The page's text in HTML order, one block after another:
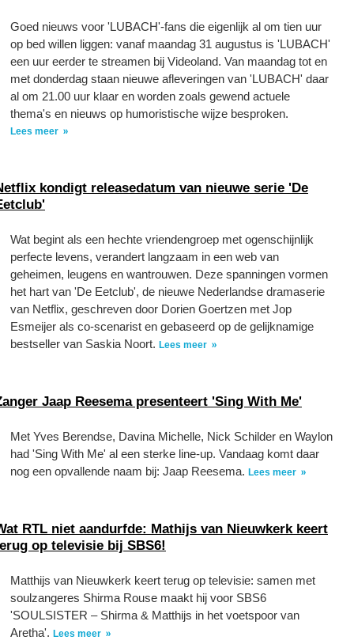
Goed nieuws voor 'LUBACH'-fans die eigenlijk al om tien uur
op bed willen liggen: vanaf maandag 31 augustus is 'LUBACH'
een uur eerder te streamen bij Videoland. Van maandag tot en
met donderdag staan nieuwe afleveringen van 'LUBACH' daar
al om 21.00 uur klaar en worden zoals gewend actuele
thema's en nieuws op humoristische wijze besproken.
Lees meer
kondigt releasedatum van nieuwe serie 'De
Wat begint als een hechte vriendengroep met ogenschijnlijk
perfecte levens, verandert langzaam in een web van
geheimen, leugens en wantrouwen. Deze spanningen vormen
het hart van 'De Eetclub', de nieuwe Nederlandse dramaserie
van Netflix, geschreven door Dorien Goertzen met Jop
Esmeijer als co-scenarist en gebaseerd op de gelijknamige
bestseller van Saskia Noort. Lees meer
Jaap Reesema presenteert 'Sing With Me'
Met Yves Berendse, Davina Michelle, Nick Schilder en Waylon
had 'Sing With Me' al een sterke line-up. Vandaag komt daar
nog een opvallende naam bij: Jaap Reesema. Lees meer
RTL niet aandurfde: Mathijs van Nieuwkerk keert
op televisie bij SBS6!
Matthijs van Nieuwkerk keert terug op televisie: samen met
soulzangeres Shirma Rouse maakt hij voor SBS6
'SOULSISTER – Shirma & Matthijs in het voetspoor van
Aretha'. Lees meer